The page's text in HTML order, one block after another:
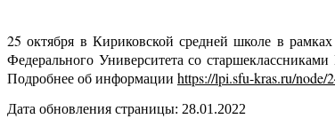
25 октября в Кириковской средней школе в
Федерального Университета со
Подробнее об информации https://lpi.sfu-kras.ru/node/
Дата обновления страницы: 28.01.2022